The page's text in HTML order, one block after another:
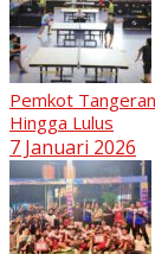
Pemkot
Hingga Lulus
7 Januari 2026